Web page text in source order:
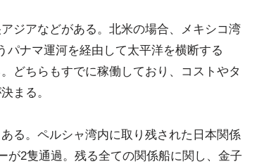
ジアなどがある。北米の場合、メキシコ湾
パナマ運河を経由して太平洋を横断する
どちらもすでに稼働しており、コストやタ
まる。
る。ペルシャ湾内に取り残された日本関係
が2隻通過。残る全ての関係船に関し、金子